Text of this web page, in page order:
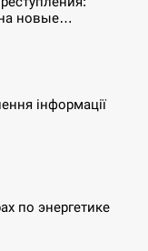
новые…
інформації
по энергетике